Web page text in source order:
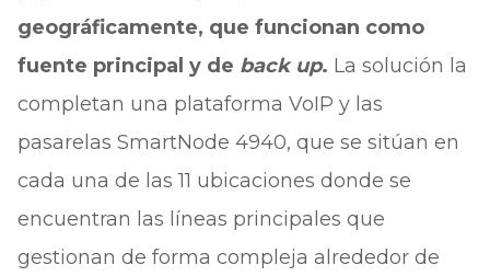
geográficamente, que funcionan como
fuente principal y de back up. La solución la
completan una plataforma VoIP y las
pasarelas SmartNode 4940, que se sitúan en
cada una de las 11 ubicaciones donde se
encuentran las líneas principales que
gestionan de forma compleja alrededor de